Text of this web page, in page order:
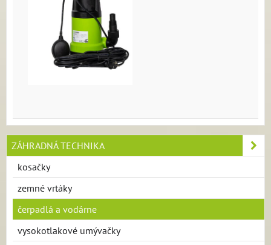
ZÁHRADNÁ TECHNIKA
kosačky
zemné vrtáky
čerpadlá a vodárne
vysokotlakové umývačky